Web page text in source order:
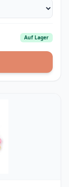
Auf Lager